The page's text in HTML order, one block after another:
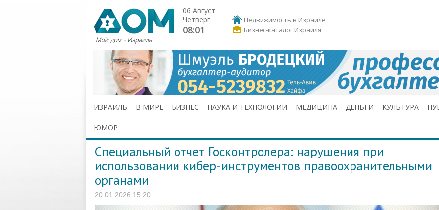
06 Август
Четверг
08:01
Недвижимость в Израиле
Бизнес-каталог Израиля
ИЗРАИЛЬ В МИРЕ БИЗНЕС НАУКА И ТЕХНОЛОГИИ МЕДИЦИНА ДЕНЬГИ КУЛЬТУРА
ЮМОР
Специальный отчет Госконтролера: нарушения при
использовании кибер-инструментов правоохранительными
органами
20.01.2026 15:20